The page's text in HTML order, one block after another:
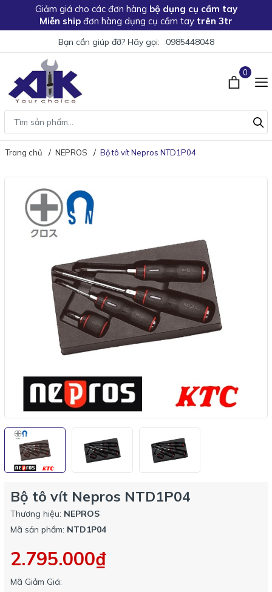
Giảm giá cho các đơn hàng bộ dụng cụ cầm tay
Miễn ship đơn hàng dụng cụ cầm tay trên 3tr
Bạn cần giúp đỡ? Hãy gọi: 0985448048
0
Trang chủ NEPROS Bộ tô vít Nepros NTD1P04
Bộ tô vít Nepros NTD1P04
Thương hiệu: NEPROS
Mã sản phẩm: NTD1P04
2.795.000₫
Mã Giảm Giá: